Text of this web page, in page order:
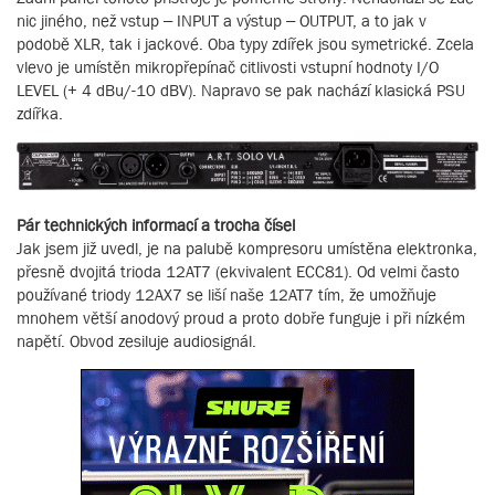
nic jiného, než vstup – INPUT a výstup – OUTPUT, a to jak v
podobě XLR, tak i jackové. Oba typy zdířek jsou symetrické. Zcela
vlevo je umístěn mikropřepínač citlivosti vstupní hodnoty I/O
LEVEL (+ 4 dBu/-10 dBV). Napravo se pak nachází klasická PSU
zdířka.
Pár technických informací a trocha čísel
Jak jsem již uvedl, je na palubě kompresoru umístěna elektronka,
přesně dvojitá trioda 12AT7 (ekvivalent ECC81). Od velmi často
používané triody 12AX7 se liší naše 12AT7 tím, že umožňuje
mnohem větší anodový proud a proto dobře funguje i při nízkém
napětí. Obvod zesiluje audiosignál.